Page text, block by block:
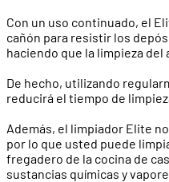
Con un uso continuado, el
cañón para resistir los
haciendo que la limpieza del
De hecho, utilizando
reducirá el tiempo de
Además, el limpiador Elite
por lo que usted puede
fregadero de la cocina de
sustancias químicas y